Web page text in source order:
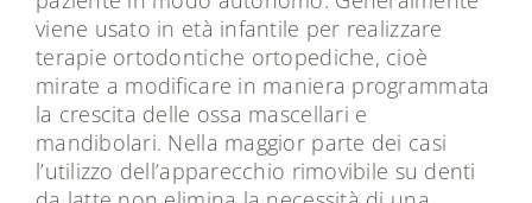
Contatti
viene usato in età infantile per realizzare
terapie ortodontiche ortopediche, cioè
mirate a modificare in maniera programmata
la crescita delle ossa mascellari e
mandibolari. Nella maggior parte dei casi
l’utilizzo dell’apparecchio rimovibile su denti